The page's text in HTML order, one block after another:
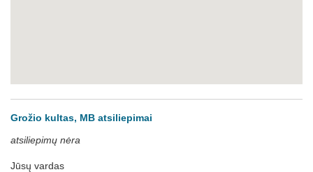
Grožio kultas, MB atsiliepimai
atsiliepimų nėra
Jūsų vardas